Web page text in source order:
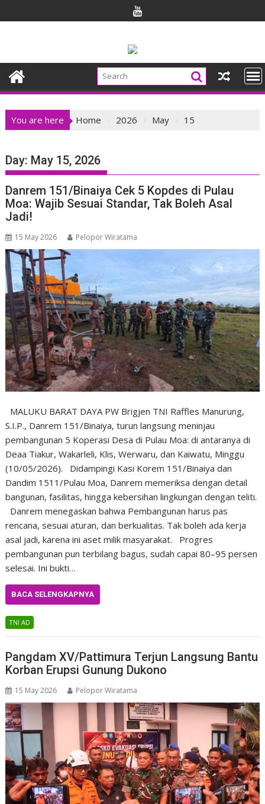
to
You are here Home 2026 May 15
Day: May 15, 2026
Danrem 151/Binaiya Cek 5 Kopdes di Pulau
Moa: Wajib Sesuai Standar, Tak Boleh Asal
Jadi!
15 May 2026 Pelopor Wiratama
MALUKU BARAT DAYA PW Brigjen TNI Raffles Manurung,
S.I.P., Danrem 151/Binaiya, turun langsung meninjau
pembangunan 5 Koperasi Desa di Pulau Moa: di antaranya di
Deaa Tiakur, Wakarleli, Klis, Werwaru, dan Kaiwatu, Minggu
(10/05/2026). Didampingi Kasi Korem 151/Binaiya dan
Dandim 1511/Pulau Moa, Danrem memeriksa dengan detail
bangunan, fasilitas, hingga kebersihan lingkungan dengan teliti.
Danrem menegaskan bahwa Pembangunan harus pas
rencana, sesuai aturan, dan berkualitas. Tak boleh ada kerja
asal jadi, karena ini aset milik masyarakat. Progres
pembangunan pun terbilang bagus, sudah capai 80–95 persen
selesai. Ini bukti…
BACA SELENGKAPNYA
TNI AD
Pangdam XV/Pattimura Terjun Langsung Bantu
Korban Erupsi Gunung Dukono
15 May 2026 Pelopor Wiratama